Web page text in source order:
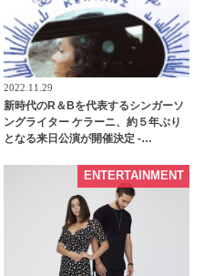
2022.11.29
新時代のR＆Bを代表するシンガーソ
ングライター ケラーニ、約５年ぶり
となる来日公演が開催決定 -
ENTERTAINMENT